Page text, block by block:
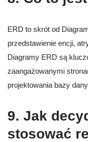
ERD to skrót od
przedstawienie encji,
Diagramy ERD są
zaangażowanymi
projektowania bazy
9. Jak
stosować